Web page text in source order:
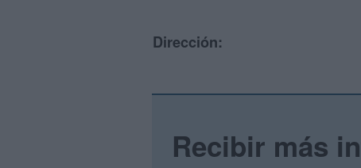
Dirección:
Recibir más